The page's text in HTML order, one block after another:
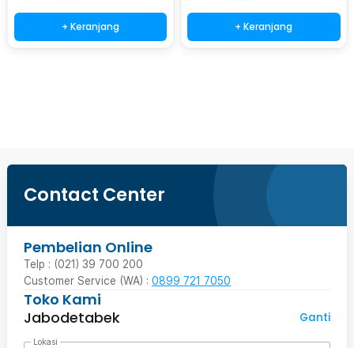
+ Keranjang + Keranjang
Contact Center
Pembelian Online
Telp : (021) 39 700 200
Customer Service (WA) : 0899 721 7050
Toko Kami
Jabodetabek
Ganti
Lokasi